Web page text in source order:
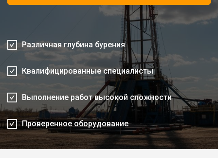
Различная глубина бурения
Квалифицированные специалисты
Выполнение работ высокой сложности
Проверенное оборудование